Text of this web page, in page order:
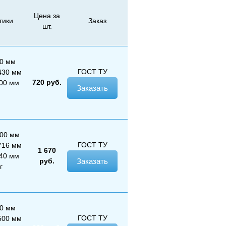
Цена за
шт.
Заказ
мм
мм
мм
720 руб.
ГОСТ ТУ
Заказать
мм
мм
мм
1 670
руб.
ГОСТ ТУ
Заказать
мм
мм
ГОСТ ТУ